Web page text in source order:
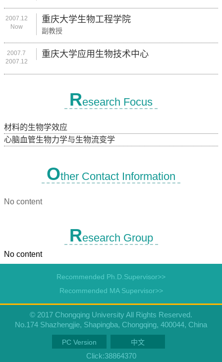
2007.12
Now
重庆大学生物工程学院
副教授
2007.7
2007.12
重庆大学应用生物技术中心
Research Focus
材料的生物学效应
心脑血管生物力学与生物流变学
Other Contact Information
No content
Research Group
No content
Recommended Ph.D.Supervisor>>
Recommended MA Supervisor>>
© 2017 Chongqing University All Rights Reserved.
No.174 Shazhengjie, Shapingba, Chongqing, 400044, China
PC Version 中文
Click:38864370